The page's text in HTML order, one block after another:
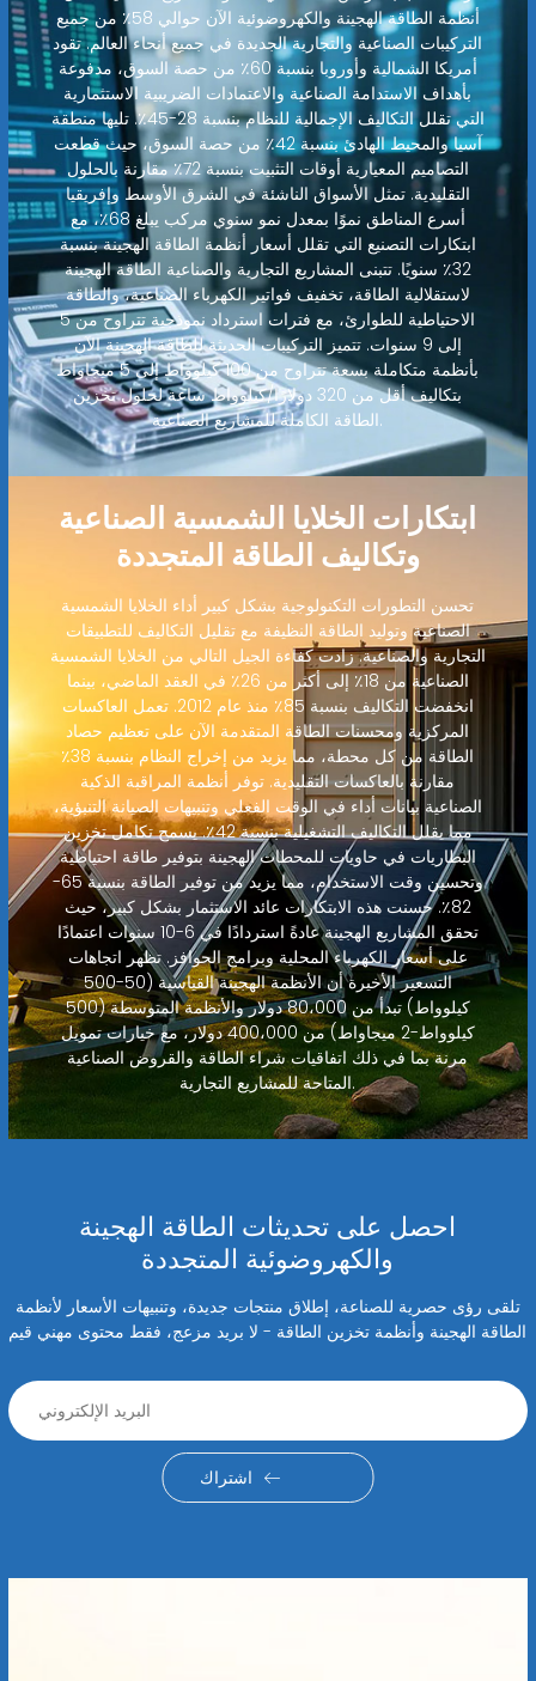
أنظمة الطاقة الهجينة والكهروضوئية الآن حوالي 58٪ من جميع
التركيبات الصناعية والتجارية الجديدة في جميع أنحاء العالم. تقود
أمريكا الشمالية وأوروبا بنسبة 60٪ من حصة السوق، مدفوعة
بأهداف الاستدامة الصناعية والاعتمادات الضريبية الاستثمارية
التي تقلل التكاليف الإجمالية للنظام بنسبة 28-45٪. تليها منطقة
آسيا والمحيط الهادئ بنسبة 42٪ من حصة السوق، حيث قطعت
التصاميم المعيارية أوقات التثبيت بنسبة 72٪ مقارنة بالحلول
التقليدية. تمثل الأسواق الناشئة في الشرق الأوسط وإفريقيا
أسرع المناطق نموًا بمعدل نمو سنوي مركب يبلغ 68٪، مع
ابتكارات التصنيع التي تقلل أسعار أنظمة الطاقة الهجينة بنسبة
32٪ سنويًا. تتبنى المشاريع التجارية والصناعية الطاقة الهجينة
لاستقلالية الطاقة، تخفيف فواتير الكهرباء الصناعية، والطاقة
الاحتياطية للطوارئ، مع فترات استرداد نموذجية تتراوح من 5
إلى 9 سنوات. تتميز التركيبات الحديثة للطاقة الهجينة الآن
بأنظمة متكاملة بسعة تتراوح من 100 كيلوواط إلى 5 ميجاواط
بتكاليف أقل من 320 دولارًا/كيلوواط ساعة لحلول تخزين
الطاقة الكاملة للمشاريع الصناعية.
ابتكارات الخلايا الشمسية الصناعية
وتكاليف الطاقة المتجددة
تحسن التطورات التكنولوجية بشكل كبير أداء الخلايا الشمسية
الصناعية وتوليد الطاقة النظيفة مع تقليل التكاليف للتطبيقات
التجارية والصناعية. زادت كفاءة الجيل التالي من الخلايا الشمسية
الصناعية من 18٪ إلى أكثر من 26٪ في العقد الماضي، بينما
انخفضت التكاليف بنسبة 85٪ منذ عام 2012. تعمل العاكسات
المركزية ومحسنات الطاقة المتقدمة الآن على تعظيم حصاد
الطاقة من كل محطة، مما يزيد من إخراج النظام بنسبة 38٪
مقارنة بالعاكسات التقليدية. توفر أنظمة المراقبة الذكية
الصناعية بيانات أداء في الوقت الفعلي وتنبيهات الصيانة التنبؤية،
مما يقلل التكاليف التشغيلية بنسبة 42٪. يسمح تكامل تخزين
البطاريات في حاويات للمحطات الهجينة بتوفير طاقة احتياطية
وتحسين وقت الاستخدام، مما يزيد من توفير الطاقة بنسبة 65-
82٪. حسنت هذه الابتكارات عائد الاستثمار بشكل كبير، حيث
تحقق المشاريع الهجينة عادةً استردادًا في 6-10 سنوات اعتمادًا
على أسعار الكهرباء المحلية وبرامج الحوافز. تظهر اتجاهات
التسعير الأخيرة أن الأنظمة الهجينة القياسية (50-500
كيلوواط) تبدأ من 80،000 دولار والأنظمة المتوسطة (500
كيلوواط-2 ميجاواط) من 400،000 دولار، مع خيارات تمويل
مرنة بما في ذلك اتفاقيات شراء الطاقة والقروض الصناعية
المتاحة للمشاريع التجارية.
احصل على تحديثات الطاقة الهجينة
والكهروضوئية المتجددة
تلقى رؤى حصرية للصناعة، إطلاق منتجات جديدة، وتنبيهات الأسعار لأنظمة
الطاقة الهجينة وأنظمة تخزين الطاقة - لا بريد مزعج، فقط محتوى مهني قيم
اشتراك